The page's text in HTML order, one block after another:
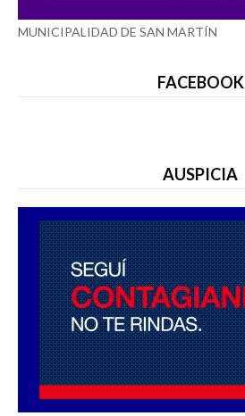
MUNICIPALIDAD DE SAN MARTÍN
FACEBOOK
AUSPICIA